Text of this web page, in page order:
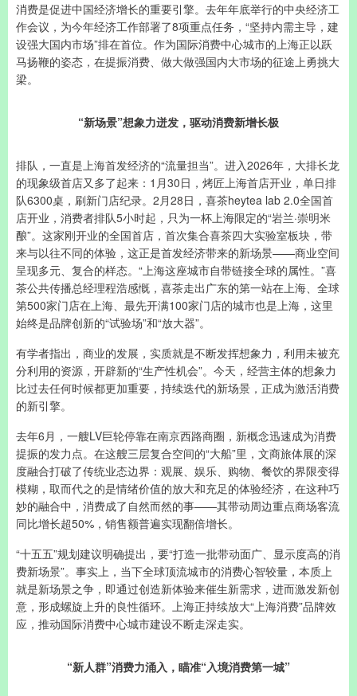
消费是促进中国经济增长的重要引擎。去年年底举行的中央经济工
作会议，为今年经济工作部署了8项重点任务，“坚持内需主导，建
设强大国内市场”排在首位。作为国际消费中心城市的上海正以跃
马扬鞭的姿态，在提振消费、做大做强国内大市场的征途上勇挑大
梁。
“新场景”想象力迸发，驱动消费新增长极
排队，一直是上海首发经济的“流量担当”。进入2026年，大排长龙
的现象级首店又多了起来：1月30日，烤匠上海首店开业，单日排
队6300桌，刷新门店纪录。2月28日，喜茶heytea lab 2.0全国首
店开业，消费者排队5小时起，只为一杯上海限定的“岩兰·崇明米
酿”。这家刚开业的全国首店，首次集合喜茶四大实验室板块，带
来与以往不同的体验，这正是首发经济带来的新场景——商业空间
呈现多元、复合的样态。“上海这座城市自带链接全球的属性。”喜
茶公共传播总经理程浩感慨，喜茶走出广东的第一站在上海、全球
第500家门店在上海、最先开满100家门店的城市也是上海，这里
始终是品牌创新的“试验场”和“放大器”。
有学者指出，商业的发展，实质就是不断发挥想象力，利用未被充
分利用的资源，开辟新的“生产性机会”。今天，经营主体的想象力
比过去任何时候都更加重要，持续迭代的新场景，正成为激活消费
的新引擎。
去年6月，一艘LV巨轮停靠在南京西路商圈，新概念迅速成为消费
提振的发力点。在这艘三层复合空间的“大船”里，文商旅体展的深
度融合打破了传统业态边界：观展、娱乐、购物、餐饮的界限变得
模糊，取而代之的是情绪价值的放大和充足的体验经济，在这种巧
妙的融合中，消费成了自然而然的事——其带动周边重点商场客流
同比增长超50%，销售额普遍实现翻倍增长。
“十五五”规划建议明确提出，要“打造一批带动面广、显示度高的消
费新场景”。事实上，当下全球顶流城市的消费心智较量，本质上
就是新场景之争，即通过创造新体验来催生新需求，进而激发新创
意，形成螺旋上升的良性循环。上海正持续放大“上海消费”品牌效
应，推动国际消费中心城市建设不断走深走实。
“新人群”消费力涌入，瞄准“入境消费第一城”